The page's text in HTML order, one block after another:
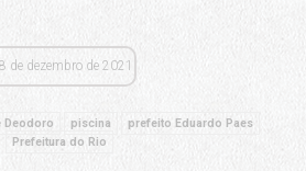
de dezembro de 2021
Deodoro piscina
prefeito Eduardo Paes
Prefeitura do Rio